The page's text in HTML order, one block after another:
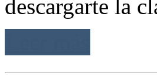
descargarte la